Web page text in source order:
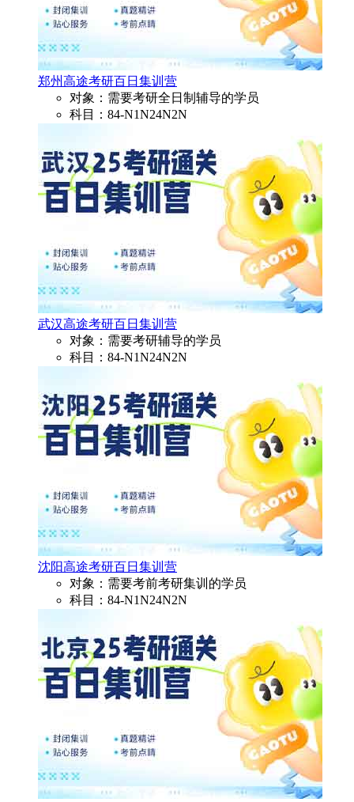
郑州高途考研百日集训营
对象：需要考研全日制辅导的学员
科目：84-N1N24N2N
武汉高途考研百日集训营
对象：需要考研辅导的学员
科目：84-N1N24N2N
沈阳高途考研百日集训营
对象：需要考前考研集训的学员
科目：84-N1N24N2N